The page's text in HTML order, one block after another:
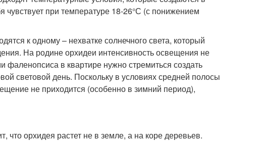
чувствует при температуре 18-26°С (с понижением
к одному – нехватке солнечного света, который
На родине орхидеи интенсивность освещения не
в квартире нужно стремиться создать
световой день. Поскольку в условиях средней полосы
не приходится (особенно в зимний период),
орхидея растет не в земле, а на коре деревьев.